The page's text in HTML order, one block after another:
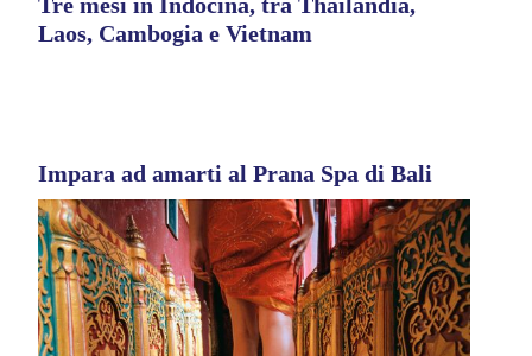
Laos, Cambogia e Vietnam
Impara ad amarti al Prana Spa di Bali